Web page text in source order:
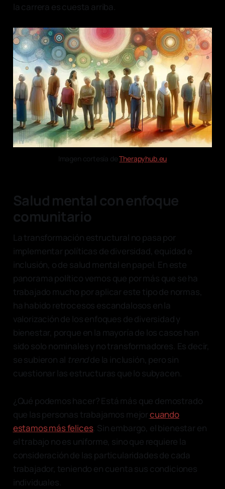
la carrera es cuesta arriba.
Imagen cortesía de Therapyhub.eu
Salud mental con enfoque
comunitario
La transformación estructural no pasa por
implementar políticas de diversidad, equidad e
inclusión, o de salud mental en papel. En este
panorama político vemos que por más que se ha
trabajado mucho por aplicar este tipo de normas,
ha habido retrocesos escandalosos en la
valorización de los enfoques de diversidad y
bienestar, porque en la mayoría de los casos han
sido solo nominales y no transformadores. Es decir,
se subieron al trendde la inclusión, pero sin
cuestionar las estructuras que lo subyacen.
¿Qué podemos hacer? Está más que demostrado
que las personas trabajamos mejorcuando
estamos más felices. Sin embargo, el bienestar en
el trabajo no es uniforme, sino que requiere la
consideración de las particularidades de cada
trabajador, teniendo en cuenta sus condiciones
individuales.